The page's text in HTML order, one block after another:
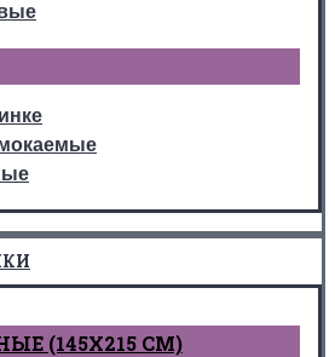
(145Х215 СМ)